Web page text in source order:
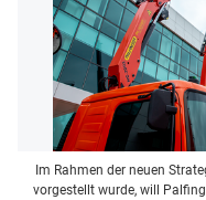
Im Rahmen der neuen
vorgestellt wurde, will